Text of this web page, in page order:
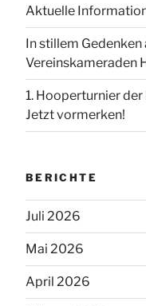
Aktuelle
In stillem Gedenken
Vereinskameraden
1. Hooperturnier der
Jetzt vormerken!
BERICHTE
Juli 2026
Mai 2026
April 2026